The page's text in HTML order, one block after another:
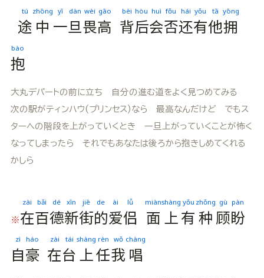
途
tú
中
zhōng
一
yī
旦
dàn
畏
wèi
高
gāo
背
bèi
后
hòu
会
huì
否
fǒu
还
hái
有
yǒu
他
tā
拥
yōng
抱
bào
大丸デパートの前に立ち 自分の進む道をよく見つめてみる
次の駅がティンハウ(プリンセス)なら 最高なんだけど でもス
ターへの階段を上がっていくとき 一旦上がっていくことが怖く
なってしまったら それでもあなたは後ろから抱きしめてくれる
かしら
※在
zài
百
bǎi
德
dé
新
xīn
街
jiē
的
de
爱
ài
侣
lǚ
面
miàn
上
shàng
有
yǒu
种
zhǒng
顾
gù
盼
pàn
自
zì
豪
háo
在
zài
台
tái
上
shàng
任
rèn
我
wǒ
唱
chàng